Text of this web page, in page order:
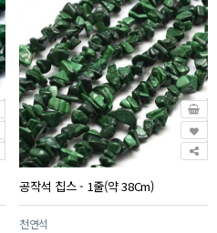
공작석 칩스 - 1줄(약 38Cm)
천연석